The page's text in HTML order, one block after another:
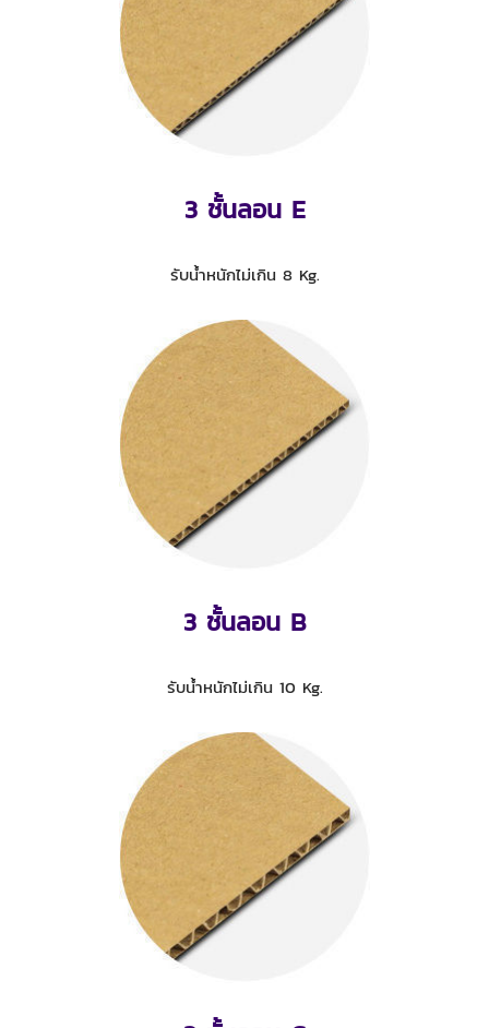
3 ชั้นลอน E
รับน้ำหนักไม่เกิน 8 Kg.
3 ชั้นลอน B
รับน้ำหนักไม่เกิน 10 Kg.